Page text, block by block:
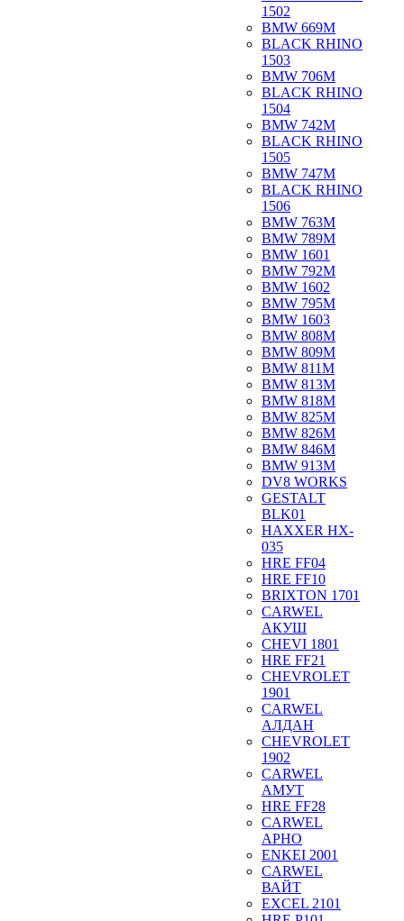
1502
BMW 669M
BLACK RHINO
1503
BMW 706M
BLACK RHINO
1504
BMW 742M
BLACK RHINO
1505
BMW 747M
BLACK RHINO
1506
BMW 763M
BMW 789M
BMW 1601
BMW 792M
BMW 1602
BMW 795M
BMW 1603
BMW 808M
BMW 809M
BMW 811M
BMW 813M
BMW 818M
BMW 825M
BMW 826M
BMW 846M
BMW 913M
DV8 WORKS
GESTALT
BLK01
HAXXER HX-
035
HRE FF04
HRE FF10
BRIXTON 1701
CARWEL
АКУШ
CHEVI 1801
HRE FF21
CHEVROLET
1901
CARWEL
АЛДАН
CHEVROLET
1902
CARWEL
АМУТ
HRE FF28
CARWEL
АРНО
ENKEI 2001
CARWEL
ВАЙТ
EXCEL 2101